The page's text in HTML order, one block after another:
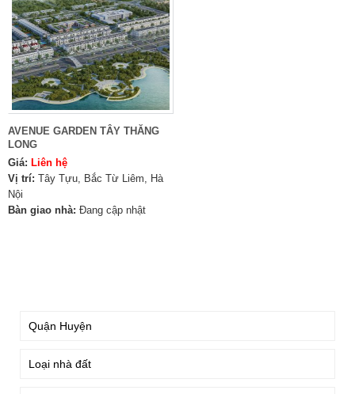
AVENUE GARDEN TÂY THĂNG
LONG
Giá: Liên hệ
Vị trí: Tây Tựu, Bắc Từ Liêm, Hà
Nội
Bàn giao nhà: Đang cập nhật